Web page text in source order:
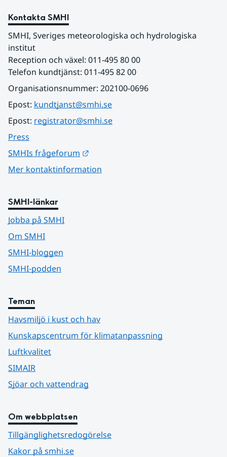
Kontakta SMHI
SMHI, Sveriges meteorologiska och hydrologiska
institut
Reception och växel: 011-495 80 00
Telefon kundtjänst: 011-495 82 00
Organisationsnummer: 202100-0696
Epost: kundtjanst@smhi.se
Epost: registrator@smhi.se
Press
SMHIs frågeforum
Mer kontaktinformation
SMHI-länkar
Jobba på SMHI
Om SMHI
SMHI-bloggen
SMHI-podden
Teman
Havsmiljö i kust och hav
Kunskapscentrum för klimatanpassning
Luftkvalitet
SIMAIR
Sjöar och vattendrag
Om webbplatsen
Tillgänglighetsredogörelse
Kakor på smhi.se